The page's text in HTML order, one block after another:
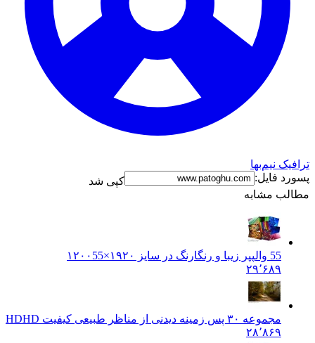
نیم‌بها
فایل:
کپی شد
مشابه
55 والپپر زیبا و رنگارنگ در سایز ۱۹۲۰×۱۲۰۰
55
۲۹٬۶۸۹
مجموعه ۳۰ پس زمینه دیدنی از مناظر طبیعی کیفیت HD
HD
۲۸٬۸۶۹